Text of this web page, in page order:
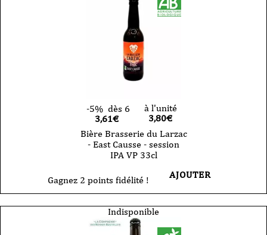
-5% dès 6
3,61€
à l'unité
3,80€
Bière Brasserie du Larzac
- East Causse - session
IPA VP 33cl
Gagnez 2 points fidélité ! AJOUTER
Indisponible